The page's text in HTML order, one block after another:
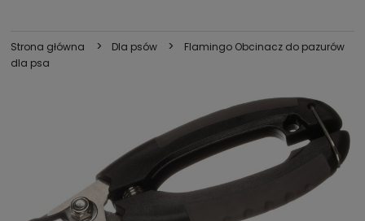
Strona główna > Dla psów >
Flamingo Obcinacz do pazurów
dla psa